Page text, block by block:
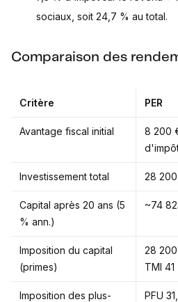
sociaux, soit 24,7 % au total.
Comparaison des
Critère PER
Avantage fiscal initial
8 200
Investissement total 28
Capital après 20 ans (5
% ann.)
~74
Imposition du capital
(primes)
28
TMI 41
Imposition des plus-
PFU